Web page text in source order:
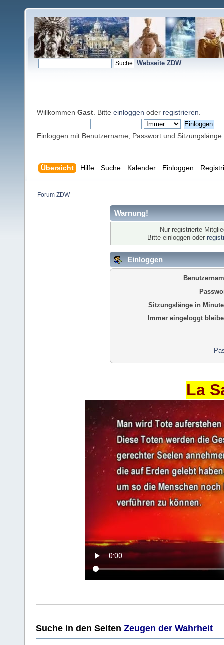
Webseite ZDW
Willkommen Gast . Bitte einloggen oder registrieren
Einloggen mit Benutzername, Passwort und Sitzungslänge
Übersicht Hilfe Suche Kalender Einloggen
Forum ZDW
Warnung!
Nur registrierte
Bitte einloggen oder
Einloggen
Sitzungslänge in
Immer eingeloggt
La
Suche in den Seiten Zeugen der Wahrheit